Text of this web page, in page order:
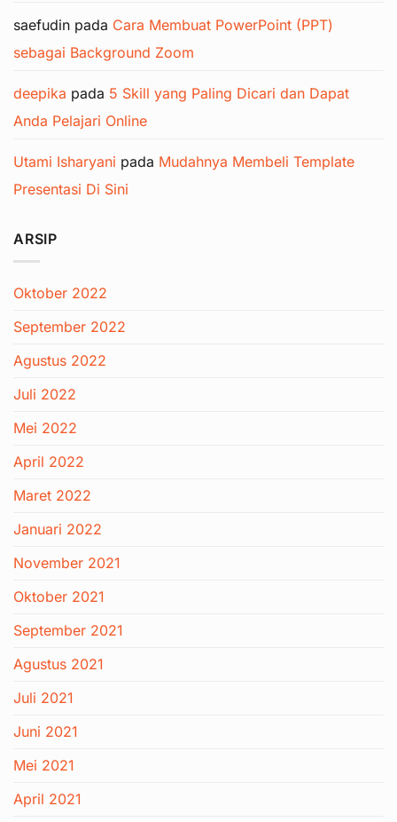
saefudin pada Cara Membuat PowerPoint (PPT)
sebagai Background Zoom
deepika pada 5 Skill yang Paling Dicari dan Dapat
Anda Pelajari Online
Utami Isharyani pada Mudahnya Membeli Template
Presentasi Di Sini
ARSIP
Oktober 2022
September 2022
Agustus 2022
Juli 2022
Mei 2022
April 2022
Maret 2022
Januari 2022
November 2021
Oktober 2021
September 2021
Agustus 2021
Juli 2021
Juni 2021
Mei 2021
April 2021